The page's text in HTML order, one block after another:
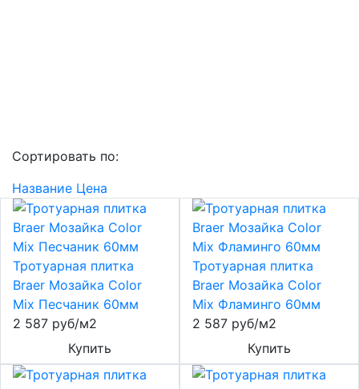
Сортировать по:
Название Цена
Тротуарная плитка
Braer Мозайка Color
Mix Песчаник 60мм
2 587 руб/м2
Купить
Тротуарная плитка
Braer Мозайка Color
Mix Фламинго 60мм
2 587 руб/м2
Купить